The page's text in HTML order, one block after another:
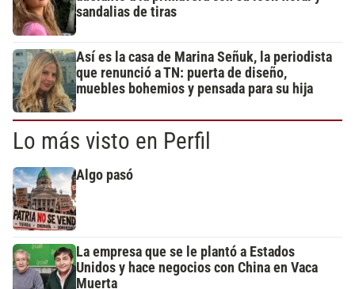
sandalias de tiras
Así es la casa de Marina Señuk, la periodista
que renunció a TN: puerta de diseño,
muebles bohemios y pensada para su hija
Lo más visto en Perfil
Algo pasó
La empresa que se le plantó a Estados
Unidos y hace negocios con China en Vaca
Muerta